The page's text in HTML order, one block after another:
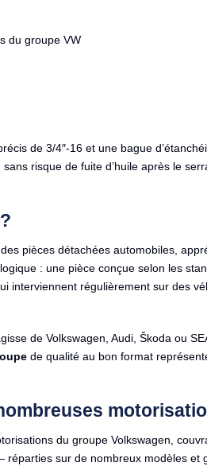
du groupe VW
de 3/4″-16 et une bague
risque de fuite d’huile après le
pièces détachées automobiles,
: une pièce conçue selon les
interviennent régulièrement sur des
de Volkswagen, Audi, Škoda ou
de qualité au bon format
du groupe Volkswagen,
sur de nombreux modèles et